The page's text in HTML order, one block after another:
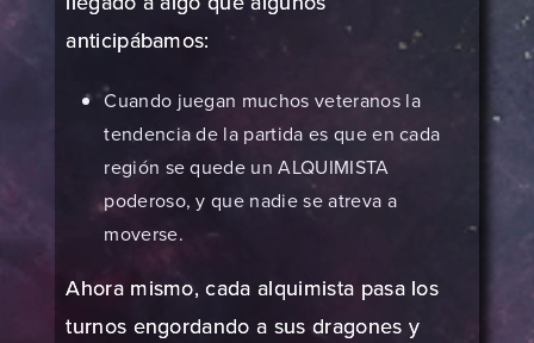
anticipábamos:
Cuando juegan muchos veteranos la
tendencia de la partida es que en cada
región se quede un ALQUIMISTA
poderoso, y que nadie se atreva a
moverse.
Ahora mismo, cada alquimista pasa los
turnos engordando a sus dragones y